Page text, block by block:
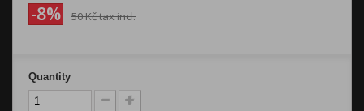
-8% 50 Kčtax incl.
Quantity